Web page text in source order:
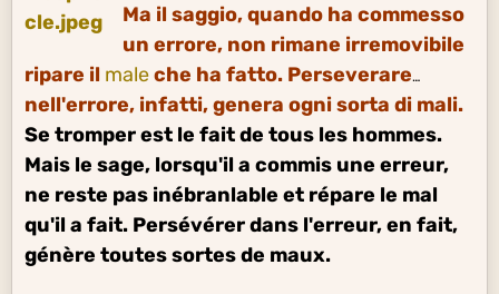
Ma il saggio, quando ha commesso
un errore, non rimane irremovibile
ripare il maleche ha fatto. Perseverare
nell'errore, infatti, genera ogni sorta di mali.
Se tromper est le fait de tous les hommes.
Mais le sage, lorsqu'il a commis une erreur,
ne reste pas inébranlable et répare le mal
qu'il a fait. Persévérer dans l'erreur, en fait,
génère toutes sortes de maux.